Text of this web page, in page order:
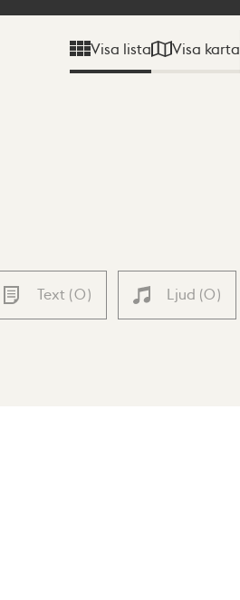
Visa lista Visa karta
Text (0) Ljud (0)